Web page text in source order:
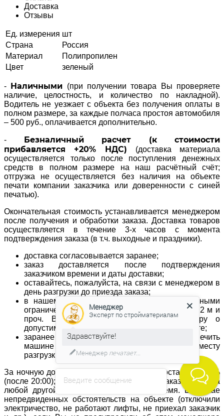
Доставка
Отзывы
Ед. измерения шт
Страна
Россия
Материал
Полипропилен
Цвет
зеленый
- Наличными (при получении товара Вы проверяете
наличие, целостность, и количество по накладной).
Водитель не уезжает с объекта без получения оплаты в
полном размере, за каждые полчаса простоя автомобиля
– 500 руб., оплачивается дополнительно.
- Безналичный расчет (к стоимости
прибавляется +20% НДС)
(доставка материала
осуществляется только после поступления денежных
средств в полном размере на наш расчётный счёт;
отгрузка не осуществляется без наличия на объекте
печати компании заказчика или доверенности с синей
печатью).
Окончательная стоимость устанавливается менеджером
после получения и обработки заказа. Доставка товаров
осуществляется в течение 3-х часов с момента
подтверждения заказа (в т.ч. выходные и праздники).
доставка согласовывается заранее;
заказ доставляется после подтверждения
заказчиком времени и даты доставки;
оставайтесь, пожалуйста, на связи с менеджером в
день разгрузки до приезда заказа;
в нашем автопарке есть автомобили с разными
ограничениями по габаритам – до 2-х м, до 2,2 м и
проч. Важно заранее сообщить менеджеру о
допустимых ограничениях на объекте по высоте;
заранее позаботьтесь о том, чтобы обеспечить
машине беспрепятственный подъезд к месту
разгрузки.
За ночную доставку увеличение тарифа составляет 20%
(после 20:00);Товар доставляется в день заказа, либо на
любой другой удобный для Вас день/время. В случае
непредвиденных обстоятельств на объекте (отключили
электричество, не работают лифты, не приехал заказчик
Введите сообщение
Менеджер
Эксперт по стройматериалам
Здравствуйте!
Менеджер печатает...